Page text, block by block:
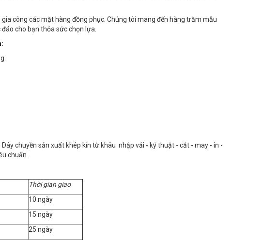
công các mặt hàng đồng phục. Chúng tôi mang đến hàng trăm mẫu
cho bạn thỏa sức chọn lựa.
chuyền sản xuất khép kín từ khâu nhập vải - kỹ thuật - cắt - may - in -
chuẩn.
Thời gian giao
10 ngày
15 ngày
25 ngày